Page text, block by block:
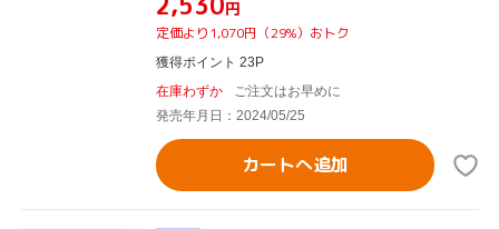
円
定価より1,070円（29%）おトク
獲得ポイント 23P
在庫わずか
ご注文はお早めに
発売年月日：2024/05/25
カートへ追加